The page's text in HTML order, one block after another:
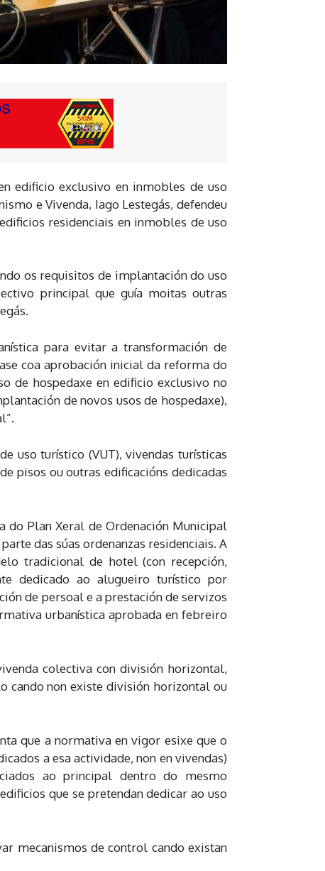
edificio exclusivo en inmobles de uso
e Vivenda, Iago Lestegás, defendeu
residenciais en inmobles de uso
os requisitos de implantación do uso
principal que guía moitas outras
para evitar a transformación de
coa aprobación inicial da reforma do
de hospedaxe en edificio exclusivo no
de novos usos de hospedaxe),
uso turístico (VUT), vivendas turísticas
pisos ou outras edificacións dedicadas
do Plan Xeral de Ordenación Municipal
das súas ordenanzas residenciais. A
tradicional de hotel (con recepción,
dedicado ao alugueiro turístico por
de persoal e a prestación de servizos
urbanística aprobada en febreiro
colectiva con división horizontal,
cando non existe división horizontal ou
que a normativa en vigor esixe que o
a esa actividade, non en vivendas)
ao principal dentro do mesmo
que se pretendan dedicar ao uso
mecanismos de control cando existan